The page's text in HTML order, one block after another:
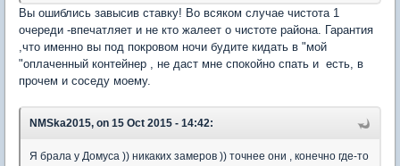
Вы ошиблись завысив ставку! Во всяком случае чистота 1
очереди -впечатляет и не кто жалеет о чистоте района. Гарантия
,что именно вы под покровом ночи будите кидать в "мой
"оплаченный контейнер , не даст мне спокойно спать и есть, в
прочем и соседу моему.
NMSka2015, on 15 Oct 2015 - 14:42:
Я брала у Домуса )) никаких замеров )) точнее они , конечно где-то